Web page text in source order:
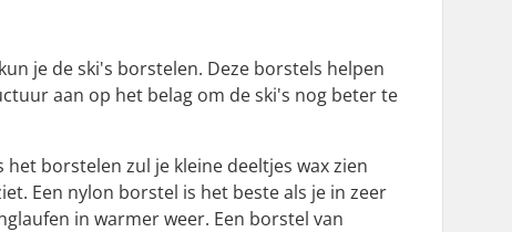
je de ski's borstelen. Deze borstels helpen
aan op het belag om de ski's nog beter te
borstelen zul je kleine deeltjes wax zien
Een nylon borstel is het beste als je in zeer
in warmer weer. Een borstel van